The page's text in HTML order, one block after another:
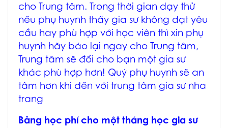
cho Trung tâm. Trong thời gian dạy thử
nếu phụ huynh thấy gia sư không đạt yêu
cầu hay phù hợp với học viên thì xin phụ
huynh hãy báo lại ngay cho Trung tâm,
Trung tâm sẽ đổi cho bạn một gia sư
khác phù hợp hơn! Quý phụ huynh sẽ an
tâm hơn khi đến với trung tâm gia sư nha
trang
Bảng học phí cho một tháng học gia sư